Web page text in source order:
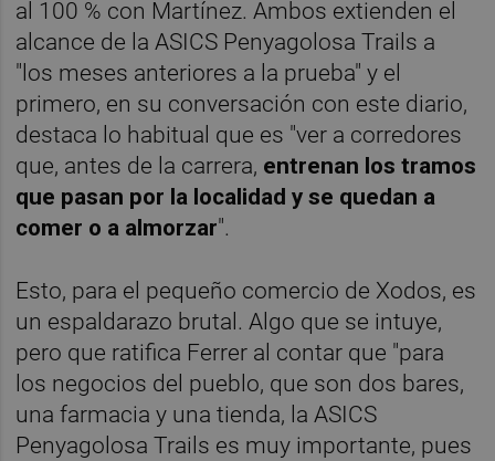
al 100 % con Martínez. Ambos extienden el
alcance de la ASICS Penyagolosa Trails a
"los meses anteriores a la prueba" y el
primero, en su conversación con este diario,
destaca lo habitual que es "ver a corredores
que, antes de la carrera, entrenan los tramos
que pasan por la localidad y se quedan a
comer o a almorzar".
Esto, para el pequeño comercio de Xodos, es
un espaldarazo brutal. Algo que se intuye,
pero que ratifica Ferrer al contar que "para
los negocios del pueblo, que son dos bares,
una farmacia y una tienda, la ASICS
Penyagolosa Trails es muy importante, pues